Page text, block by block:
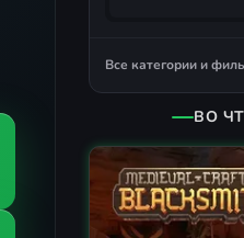
Все категории и
ВО